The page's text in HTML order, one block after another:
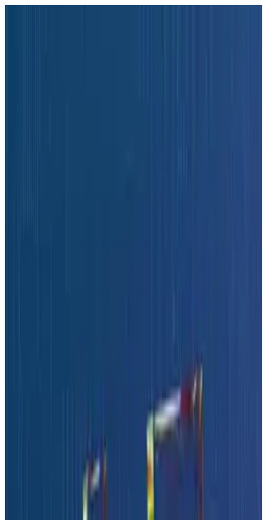
Kategorien